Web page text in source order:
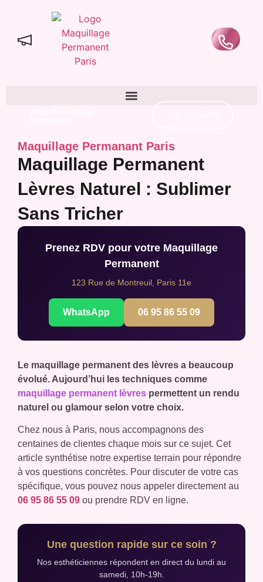
Maquillage Permanant Paris
Maquillage Permanent
Lèvres Naturel : Sublimer
Sans Tricher
Prenez RDV pour votre Maquillage
Permanent
123 Rue de Montreuil, Paris 11e
WhatsApp 06 95 86 55 09
Le maquillage permanent des lèvres a beaucoup
évolué. Aujourd’hui les techniques comme
maquillage permanent lèvres permettent un rendu
naturel ou glamour selon votre choix.
Chez nous à Paris, nous accompagnons des
centaines de clientes chaque mois sur ce sujet. Cet
article synthétise notre expertise terrain pour répondre
à vos questions concrètes. Pour discuter de votre cas
spécifique, vous pouvez nous appeler directement au
06 95 86 55 09 ou prendre RDV en ligne.
Une question rapide sur ce soin ?
Nos esthéticiennes répondent en direct du lundi au
samedi, 10h-19h.